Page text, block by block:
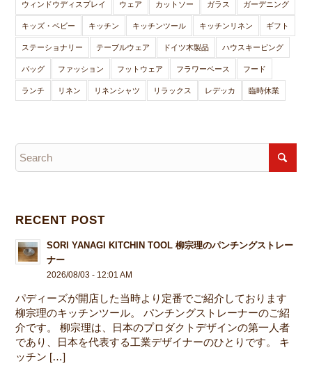
ウィンドウディスプレイ ウェア カットソー ガラス ガーデニング
キッズ・ベビー キッチン キッチンツール キッチンリネン ギフト
ステーショナリー テーブルウェア ドイツ木製品 ハウスキーピング
バッグ ファッション フットウェア フラワーベース フード
ランチ リネン リネンシャツ リラックス レデッカ 臨時休業
RECENT POST
SORI YANAGI KITCHIN TOOL 柳宗理のパンチングストレー
ナー
2026/08/03 - 12:01 AM
パディーズが開店した当時より定番でご紹介しております
柳宗理のキッチンツール。 パンチングストレーナーのご紹
介です。 柳宗理は、日本のプロダクトデザインの第一人者
であり、日本を代表する工業デザイナーのひとりです。 キ
ッチン […]